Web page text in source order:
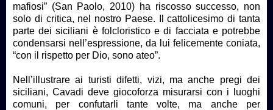
mafiosi” (San Paolo, 2010) ha riscosso successo, non
solo di critica, nel nostro Paese. Il cattolicesimo di tanta
parte dei siciliani è folcloristico e di facciata e potrebbe
condensarsi nell’espressione, da lui felicemente coniata,
“con il rispetto per Dio, sono ateo”.
Nell’illustrare ai turisti difetti, vizi, ma anche pregi dei
siciliani, Cavadi deve giocoforza misurarsi con i luoghi
comuni, per confutarli tante volte, ma anche per